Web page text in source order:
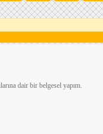
dair bir belgesel yapım.